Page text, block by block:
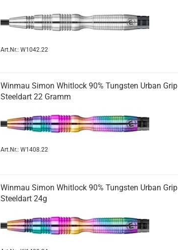
Art.Nr.: W1042.22
Win­mau Simon Whit­lock 90% Tungs­ten Urban Grip
Steeld­art 22 Gramm
Art.Nr.: W1408.22
Win­mau Simon Whit­lock 90% Tungs­ten Urban Grip
Steeld­art 24g